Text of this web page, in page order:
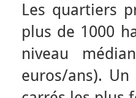
Les quartiers
plus de 1000
niveau
euros/ans).